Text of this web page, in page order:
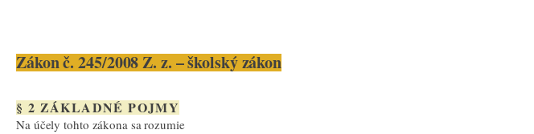
Zákon č. 245/2008 Z. z. – školský zákon
§ 2 ZÁKLADNÉ POJMY
Na účely tohto zákona sa rozumie